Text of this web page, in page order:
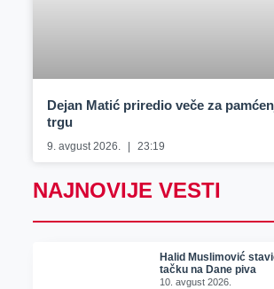
Dejan Matić priredio veče za
trgu
9. avgust 2026. 23:19
NAJNOVIJE VESTI
Halid Muslimović
tačku na Dane piva
10. avgust 2026.